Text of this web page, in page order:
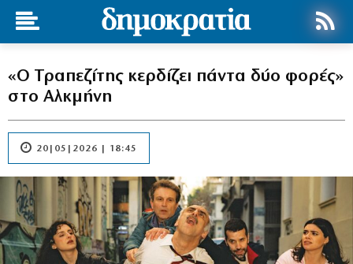
«Ο Τραπεζίτης κερδίζει πάντα δύο φορές»
στο Αλκμήνη
20|05|2026 | 18:45